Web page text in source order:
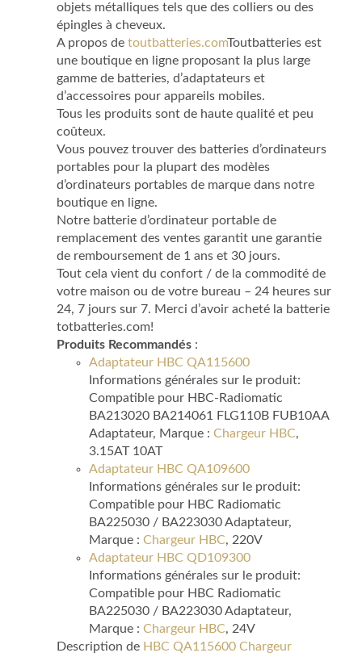
objets métalliques tels que des colliers ou des
épingles à cheveux.
A propos de toutbatteries.comToutbatteries est
une boutique en ligne proposant la plus large
gamme de batteries, d’adaptateurs et
d’accessoires pour appareils mobiles.
Tous les produits sont de haute qualité et peu
coûteux.
Vous pouvez trouver des batteries d’ordinateurs
portables pour la plupart des modèles
d’ordinateurs portables de marque dans notre
boutique en ligne.
Notre batterie d’ordinateur portable de
remplacement des ventes garantit une garantie
de remboursement de 1 ans et 30 jours.
Tout cela vient du confort / de la commodité de
votre maison ou de votre bureau – 24 heures sur
24, 7 jours sur 7. Merci d’avoir acheté la batterie
totbatteries.com!
Produits Recommandés :
Adaptateur HBC QA115600
Informations générales sur le produit:
Compatible pour HBC-Radiomatic
BA213020 BA214061 FLG110B FUB10AA
Adaptateur, Marque : Chargeur HBC,
3.15AT 10AT
Adaptateur HBC QA109600
Informations générales sur le produit:
Compatible pour HBC Radiomatic
BA225030 / BA223030 Adaptateur,
Marque : Chargeur HBC, 220V
Adaptateur HBC QD109300
Informations générales sur le produit:
Compatible pour HBC Radiomatic
BA225030 / BA223030 Adaptateur,
Marque : Chargeur HBC, 24V
Description de HBC QA115600 Chargeur